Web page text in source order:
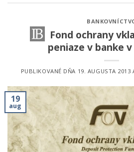
Fond ochrany
peniaze v banke
PUBLIKOVANÉ DŇA 19. AUGUSTA 2013
19
aug